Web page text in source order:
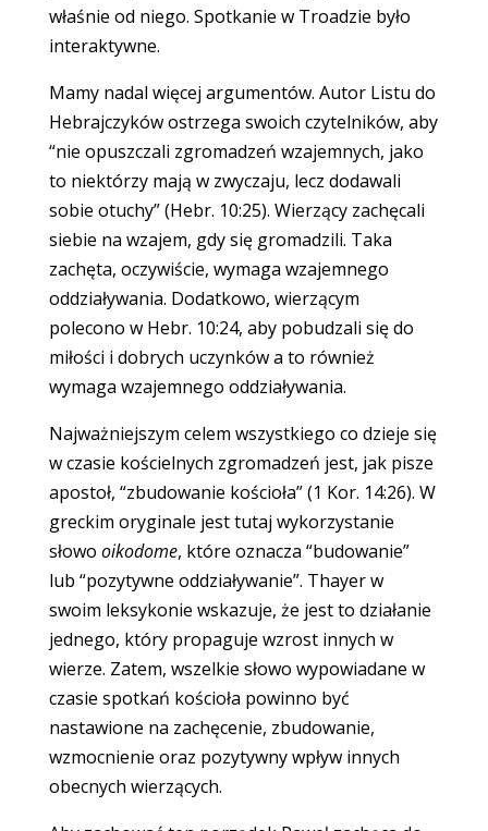
właśnie od niego. Spotkanie w Troadzie było
interaktywne.
Mamy nadal więcej argumentów. Autor Listu do
Hebrajczyków ostrzega swoich czytelników, aby
“nie opuszczali zgromadzeń wzajemnych, jako
to niektórzy mają w zwyczaju, lecz dodawali
sobie otuchy” (Hebr. 10:25). Wierzący zachęcali
siebie na wzajem, gdy się gromadzili. Taka
zachęta, oczywiście, wymaga wzajemnego
oddziaływania. Dodatkowo, wierzącym
polecono w Hebr. 10:24, aby pobudzali się do
miłości i dobrych uczynków a to również
wymaga wzajemnego oddziaływania.
Najważniejszym celem wszystkiego co dzieje się
w czasie kościelnych zgromadzeń jest, jak pisze
apostoł, “zbudowanie kościoła” (1 Kor. 14:26). W
greckim oryginale jest tutaj wykorzystanie
słowo oikodome, które oznacza “budowanie”
lub “pozytywne oddziaływanie”. Thayer w
swoim leksykonie wskazuje, że jest to działanie
jednego, który propaguje wzrost innych w
wierze. Zatem, wszelkie słowo wypowiadane w
czasie spotkań kościoła powinno być
nastawione na zachęcenie, zbudowanie,
wzmocnienie oraz pozytywny wpływ innych
obecnych wierzących.